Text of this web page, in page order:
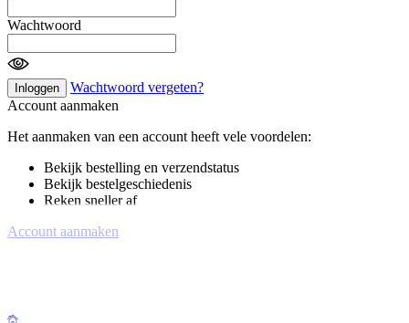
Wachtwoord
Inloggen
Wachtwoord vergeten?
Account aanmaken
Het aanmaken van een account heeft vele voordelen:
Bekijk bestelling en verzendstatus
Bekijk bestelgeschiedenis
Reken sneller af
Account aanmaken